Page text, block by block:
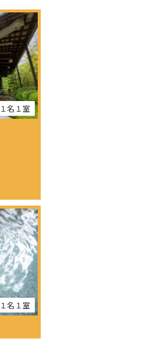
１名１室
１名１室